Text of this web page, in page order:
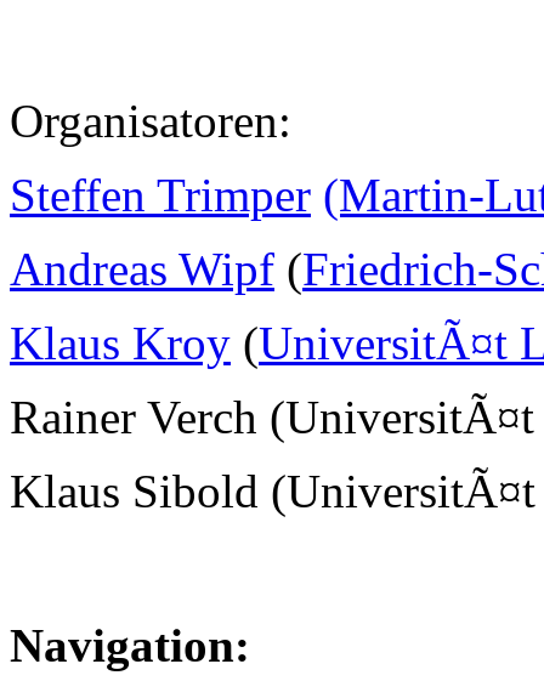
Organisatoren:
Steffen Trimper (Martin-
Andreas Wipf (Friedrich-
Klaus Kroy (UniversitÃ¤t
Rainer Verch
Klaus Sibold
Navigation: